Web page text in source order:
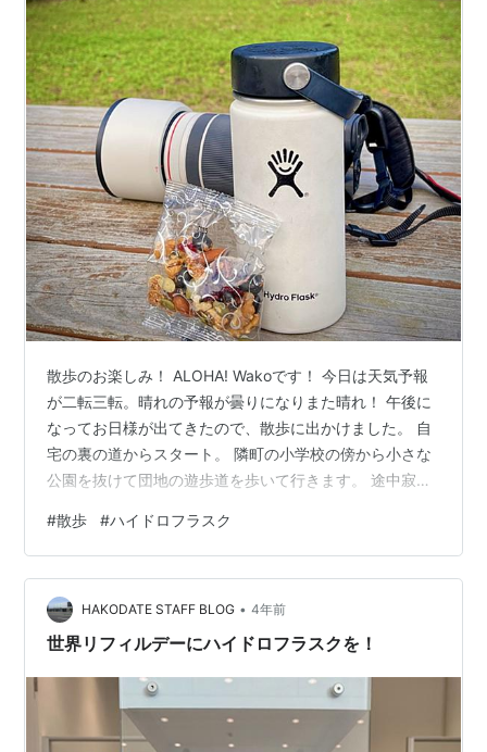
散歩のお楽しみ！ ALOHA! Wakoです！ 今日は天気予報
が二転三転。晴れの予報が曇りになりまた晴れ！ 午後に
なってお日様が出てきたので、散歩に出かけました。 自
宅の裏の道からスタート。 隣町の小学校の傍から小さな
公園を抜けて団地の遊歩道を歩いて行きます。 途中寂れ
け」と思いつつ直進。 サビサビの橋を２つ渡ったところ
で「おかしいなぁ、こんなに遠かったっけ？ 本当はね、
最初っからスマホの地図アプリ見ながら歩けば良かった
んですよね、、 でも何回か通ったことある道だし、っ
て、勘を頼りに進んじゃった。 ちょっと大きな公園に到
#散歩 #ハイドロフラスク
HAKODATE STAFF BLOG • 4年前
世界リフィルデーにハイドロフラスクを！